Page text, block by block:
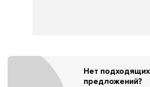
Нет подходящих
предложений?